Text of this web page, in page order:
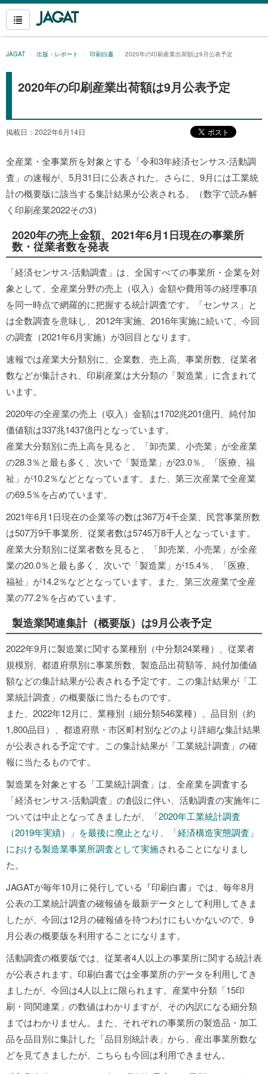
JAGAT 出版・レポート 印刷白書 2020年の印刷産業出荷額は9月公表予定
2020年の印刷産業出荷額は9月公表予定
掲載日：2022年6月14日
全産業・全事業所を対象とする「令和3年経済センサス‐活動調
査」の速報が、5月31日に公表された。さらに、9月には工業統
計の概要版に該当する集計結果が公表される。（数字で読み解
く印刷産業2022その3）
2020年の売上金額、2021年6月1日現在の事業所
数・従業者数を発表
「経済センサス‐活動調査」は、全国すべての事業所・企業を対
象として、全産業分野の売上（収入）金額や費用等の経理事項
を同一時点で網羅的に把握する統計調査です。「センサス」と
は全数調査を意味し、2012年実施、2016年実施に続いて、今回
の調査（2021年6月実施）が3回目となります。
速報では産業大分類別に、企業数、売上高、事業所数、従業者
数などが集計され、印刷産業は大分類の「製造業」に含まれて
います。
2020年の全産業の売上（収入）金額は1702兆201億円、純付加
価値額は337兆1437億円となっています。
産業大分類別に売上高を見ると、「卸売業、小売業」が全産業
の28.3％と最も多く、次いで「製造業」が23.0％、「医療、福
祉」が10.2％などとなっています。また、第三次産業で全産業
の69.5％を占めています。
2021年6月1日現在の企業等の数は367万4千企業、民営事業所数
は507万9千事業所、従業者数は5745万8千人となっています。
産業大分類別に従業者数を見ると、「卸売業、小売業」が全産
業の20.0％と最も多く、次いで「製造業」が15.4％、「医療、
福祉」が14.2％などとなっています。また、第三次産業で全産
業の77.2％を占めています。
製造業関連集計（概要版）は9月公表予定
2022年9月に製造業に関する業種別（中分類24業種）、従業者
規模別、都道府県別に事業所数、製造品出荷額等、純付加価値
額などの集計結果が公表される予定です。この集計結果が「工
業統計調査」の概要版に当たるものです。
また、2022年12月に、業種別（細分類546業種）、品目別（約
1,800品目）、都道府県・市区町村別などのより詳細な集計結果
が公表される予定です。この集計結果が「工業統計調査」の確
報に当たるものです。
製造業を対象とする「工業統計調査」は、全産業を調査する
「経済センサス-活動調査」の創設に伴い、活動調査の実施年に
ついては中止となってきましたが、
「2020年工業統計調査
（2019年実績）」を最後に廃止となり、「経済構造実態調査」
における製造業事業所調査として実施されることになりまし
た。
JAGATが毎年10月に発行している『印刷白書』では、毎年8月
公表の工業統計調査の確報値を最新データとして利用してきま
したが、今回は12月の確報値を待つわけにもいかないので、9
月公表の概要版を利用することになります。
活動調査の概要版では、従業者4人以上の事業所に関する統計表
が公表されます。印刷白書では全事業所のデータを利用してき
ましたが、今回は4人以上に限られます。産業中分類「15印
刷・同関連業」の数値はわかりますが、その内訳になる細分類
まではわかりません。また、それぞれの事業所の製造品・加工
品を品目別に集計した「品目別統計表」から、産出事業所数な
どを見てきましたが、こちらも今回は利用できません。